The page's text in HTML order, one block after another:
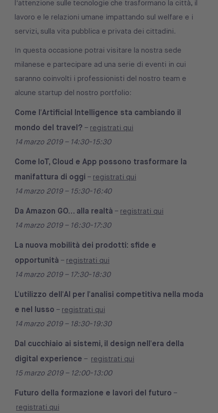
l'attenzione sulle tecnologie che trasformano la città, il
lavoro e le relazioni umane impattando sul welfare e i
servizi, sulla vita pubblica e privata dei cittadini.
In questa occasione potrai visitare la nostra sede
milanese e partecipare ad una serie di eventi in cui
saranno coinvolti i professionisti del nostro team e
alcune startup del nostro portfolio:
Come l'Artificial Intelligence sta cambiando il
mondo del travel? – registrati qui
14 marzo 2019 – 14:30-15:30
Come IoT, Cloud e App possono trasformare la
manifattura di oggi – registrati qui
14 marzo 2019 – 15:30-16:40
Da Amazon GO… alla realtà – registrati qui
14 marzo 2019 – 16:30-17:30
La nuova mobilità dei prodotti: sfide e
opportunità – registrati qui
14 marzo 2019 – 17:30-18:30
L'utilizzo dell'AI per l'analisi competitiva nella moda
e nel lusso – registrati qui
14 marzo 2019 – 18:30-19:30
Dal cucchiaio ai sistemi, il design nell'era della
digital experience – registrati qui
15 marzo 2019 – 12:00-13:00
Futuro della formazione e lavori del futuro –
registrati qui